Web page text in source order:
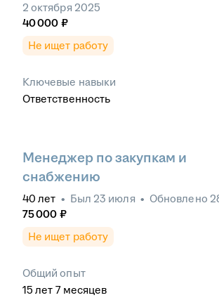
2 октября 2025
40 000 ₽
Не ищет работу
Ключевые навыки
Ответственность
Менеджер по закупкам и
снабжению
40 лет • Был 23 июля • Обновлено
75 000 ₽
Не ищет работу
Общий опыт
15 лет 7 месяцев